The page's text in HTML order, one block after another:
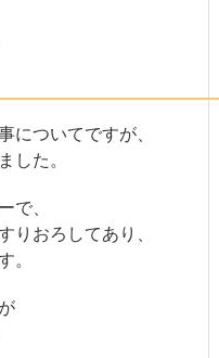
についてですが、
した。
で、
りおろしてあり、
。